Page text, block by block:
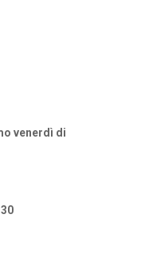
venerdì di